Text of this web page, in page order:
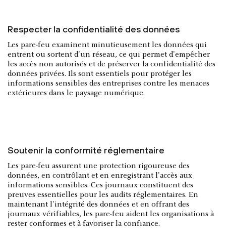
Respecter la confidentialité des données
Les pare-feu examinent minutieusement les données qui
entrent ou sortent d'un réseau, ce qui permet d'empêcher
les accès non autorisés et de préserver la confidentialité des
données privées. Ils sont essentiels pour protéger les
informations sensibles des entreprises contre les menaces
extérieures dans le paysage numérique.
Soutenir la conformité réglementaire
Les pare-feu assurent une protection rigoureuse des
données, en contrôlant et en enregistrant l'accès aux
informations sensibles. Ces journaux constituent des
preuves essentielles pour les audits réglementaires. En
maintenant l'intégrité des données et en offrant des
journaux vérifiables, les pare-feu aident les organisations à
rester conformes et à favoriser la confiance.